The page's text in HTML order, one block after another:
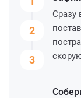
2
3
Сразу